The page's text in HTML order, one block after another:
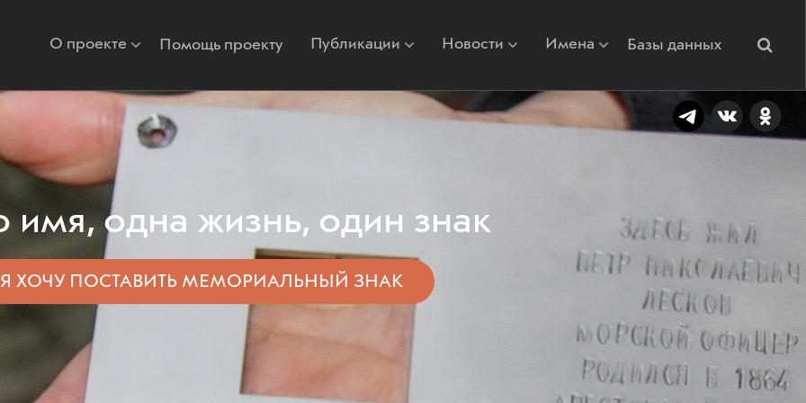
О проекте Помощь проекту Публикации Новости Имена Базы данных
одна жизнь, один знак
Я ХОЧУ ПОСТАВИТЬ МЕМОРИАЛЬНЫЙ ЗНАК